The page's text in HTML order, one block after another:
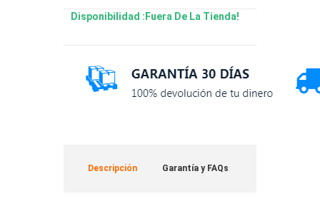
Disponibilidad :Fuera De La Tienda!
Descripción Garantía y FAQs